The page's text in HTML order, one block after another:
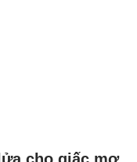
cho giấc mơ